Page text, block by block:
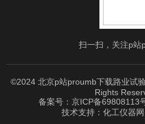
扫一扫，关注p
©2024 北京p站proumb下载路业试
Rights
备案号：京ICP备69808113
技术支持： 化工仪器网